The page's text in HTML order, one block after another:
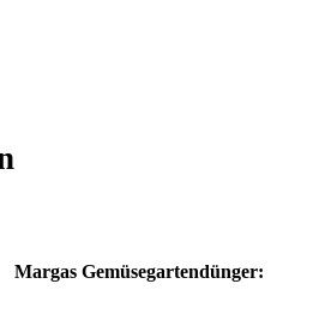
Margas Gemüsegartendünger: